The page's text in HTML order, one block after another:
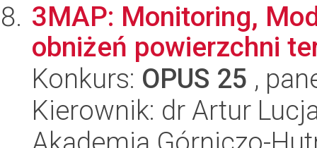
3MAP: Monitoring,
obniżeń powierzchni
Konkurs: OPUS 25 ,
Kierownik: dr Artur